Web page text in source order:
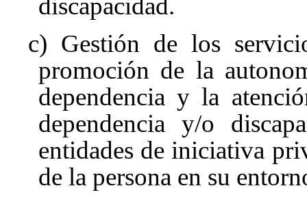
discapacidad.
c) Gestión de los
promoción de la
dependencia y la
dependencia y/o
entidades de iniciativa
de la persona en su